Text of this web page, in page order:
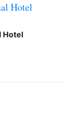
Hotel
Hotel